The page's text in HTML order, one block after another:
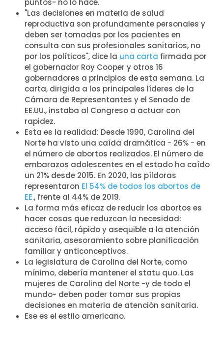
puntos- no lo hace.
"Las decisiones en materia de salud
reproductiva son profundamente personales y
deben ser tomadas por los pacientes en
consulta con sus profesionales sanitarios, no
por los políticos", dice la una carta firmada por
el gobernador Roy Cooper y otros 16
gobernadores a principios de esta semana. La
carta, dirigida a los principales líderes de la
Cámara de Representantes y el Senado de
EE.UU., instaba al Congreso a actuar con
rapidez.
Esta es la realidad: Desde 1990, Carolina del
Norte ha visto una caída dramática - 26% - en
el número de abortos realizados. El número de
embarazos adolescentes en el estado ha caído
un 21% desde 2015. En 2020, las píldoras
representaron El 54% de todos los abortos de
EE., frente al 44% de 2019.
La forma más eficaz de reducir los abortos es
hacer cosas que reduzcan la necesidad:
acceso fácil, rápido y asequible a la atención
sanitaria, asesoramiento sobre planificación
familiar y anticonceptivos.
La legislatura de Carolina del Norte, como
mínimo, debería mantener el statu quo. Las
mujeres de Carolina del Norte -y de todo el
mundo- deben poder tomar sus propias
decisiones en materia de atención sanitaria.
Ese es el estilo americano.